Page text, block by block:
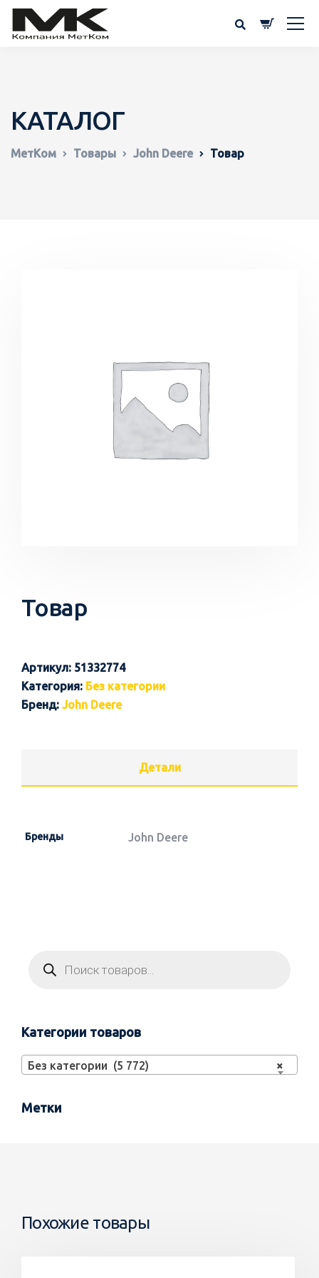
КАТАЛОГ
МетКом Товары John Deere Товар
Товар
Артикул: 51332774
Категория: Без категории
Бренд: John Deere
Детали
Бренды John Deere
Категории товаров
×
Без категории (5 772)
Метки
Похожие товары